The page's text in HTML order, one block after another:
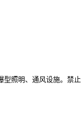
照明、通风设施。禁